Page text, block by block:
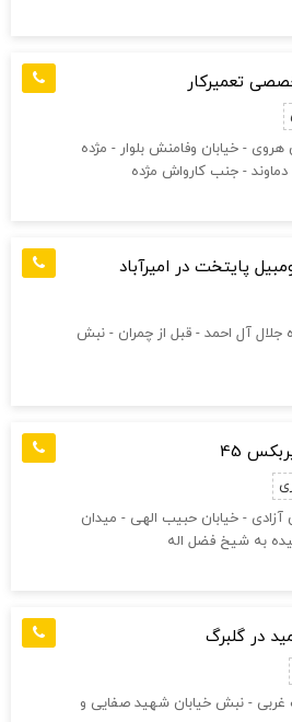
تعمیرکار
هروی - خیابان وفامنش بلوار - مژده
دماوند - جنب کارواش مژده
پایتخت در امیرآباد
جلال آل احمد - قبل از چمران - نبش
45
آزادی - خیابان حبیب الهی - میدان
به شیخ فضل اله
در گلبرگ
غربی - نبش خیابان شهید صفایی و